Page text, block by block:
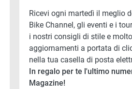
Ricevi ogni martedì il meglio
Bike Channel, gli eventi e i
i nostri consigli di stile e
aggiornamenti a portata di
nella tua casella di posta
In regalo per te l'ultimo
Magazine!